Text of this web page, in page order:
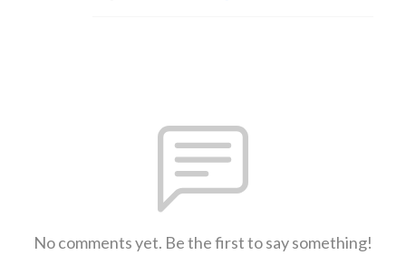
No comments yet. Be the first to say something!